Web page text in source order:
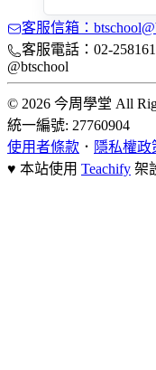
客服信箱：
客服電話：02-
@btschool
© 2026 今周學堂 All
統一編號: 27760904
使用者條款 ． 隱私權政
♥ 本站使用 Teachify 架